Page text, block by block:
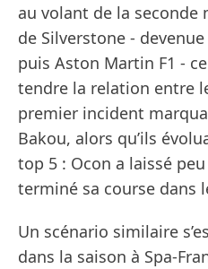
au volant de la seconde
de Silverstone -
puis Aston Martin F1 -
tendre la relation entre
premier incident
Bakou, alors qu’ils
top 5 : Ocon a laissé peu
terminé sa course dans
Un scénario similaire
dans la saison à Spa-